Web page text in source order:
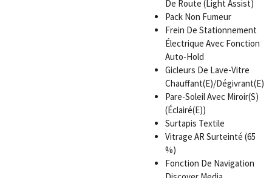
De Route (Light Assist)
Pack Non Fumeur
Frein De Stationnement
Électrique Avec Fonction
Auto-Hold
Gicleurs De Lave-Vitre
Chauffant(E)/Dégivrant(E)
Pare-Soleil Avec Miroir(S)
(Éclairé(E))
Surtapis Textile
Vitrage AR Surteinté (65
%)
Fonction De Navigation